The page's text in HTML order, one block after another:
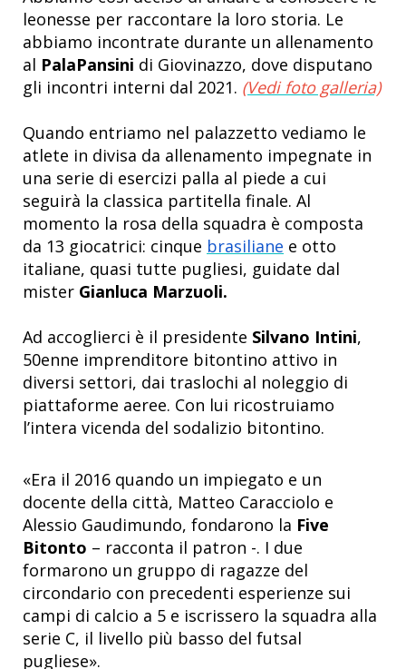
leonesse per raccontare la loro storia. Le
abbiamo incontrate durante un allenamento
al PalaPansini di Giovinazzo, dove disputano
gli incontri interni dal 2021. (Vedi foto galleria)
Quando entriamo nel palazzetto vediamo le
atlete in divisa da allenamento impegnate in
una serie di esercizi palla al piede a cui
seguirà la classica partitella finale. Al
momento la rosa della squadra è composta
da 13 giocatrici: cinque brasiliane e otto
italiane, quasi tutte pugliesi, guidate dal
mister Gianluca Marzuoli.
Ad accoglierci è il presidente Silvano Intini,
50enne imprenditore bitontino attivo in
diversi settori, dai traslochi al noleggio di
piattaforme aeree. Con lui ricostruiamo
l’intera vicenda del sodalizio bitontino.
«Era il 2016 quando un impiegato e un
docente della città, Matteo Caracciolo e
Alessio Gaudimundo, fondarono la Five
Bitonto – racconta il patron -. I due
formarono un gruppo di ragazze del
circondario con precedenti esperienze sui
campi di calcio a 5 e iscrissero la squadra alla
serie C, il livello più basso del futsal
pugliese».